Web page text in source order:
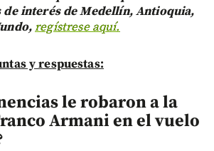
de interés de Medellín, Antioquia,
regístrese aquí.
y respuestas:
le robaron a la
Armani en el vuelo